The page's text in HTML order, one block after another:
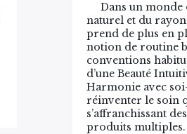
Dans un monde
naturel et du
prend de plus en
notion de routine
conventions
d’une Beauté
Harmonie avec
réinventer le soin
s’affranchissant
produits multiples.